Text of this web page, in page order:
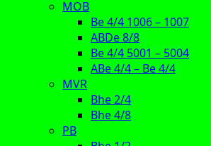
MOB
Be 4/4 1006 – 1007
ABDe 8/8
Be 4/4 5001 – 5004
ABe 4/4 – Be 4/4
MVR
Bhe 2/4
Bhe 4/8
PB